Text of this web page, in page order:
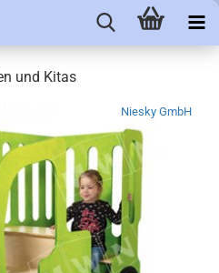
und Kitas
Niesky GmbH